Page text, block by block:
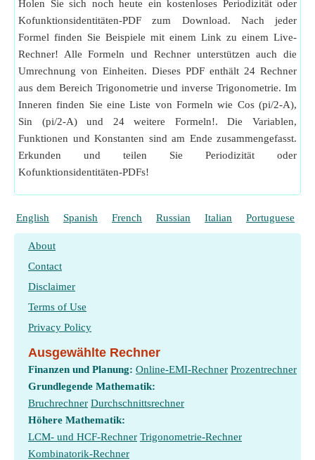
Holen Sie sich noch heute ein kostenloses Periodizität oder
Kofunktionsidentitäten-PDF zum Download. Nach jeder
Formel finden Sie Beispiele mit einem Link zu einem Live-
Rechner! Alle Formeln und Rechner unterstützen auch die
Umrechnung von Einheiten. Dieses PDF enthält 24 Rechner
aus dem Bereich Trigonometrie und inverse Trigonometrie. Im
Inneren finden Sie eine Liste von Formeln wie Cos (pi/2-A),
Sin (pi/2-A) und 24 weitere Formeln!. Die Variablen,
Funktionen und Konstanten sind am Ende zusammengefasst.
Erkunden und teilen Sie Periodizität oder
Kofunktionsidentitäten-PDFs!
English Spanish French Russian Italian Portuguese
About
Contact
Disclaimer
Terms of Use
Privacy Policy
Ausgewählte Rechner
Finanzen und Planung: Online-EMI-Rechner Prozentrechner
Grundlegende Mathematik:
Bruchrechner Durchschnittsrechner
Höhere Mathematik:
LCM- und HCF-Rechner Trigonometrie-Rechner
Kombinatorik-Rechner